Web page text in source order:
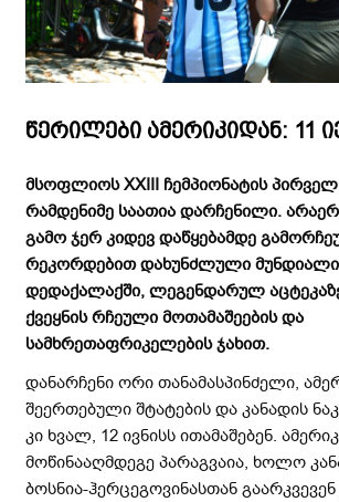
წერილები ამერიკიდან: 11
მსოფლიოსXXIIIჩემპიონატის
რამდენიმე საათია დარჩენილი.
გამო ჯერ კიდევ დაწყებამდე
რეკორდებით დახუნძლული მუნდიალი
დედაქალაქში, ლეგენდარულ აცტეკაზე
ქვეყნის რჩეული მოთამაშეების და
სამხრეთაფრიკელების ჯახით.
დანარჩენი ორი თანამასპინძელი,
შეერთებული შტატების და კანადის
კი ხვალ, 12 ივნისს ითამაშებენ.
მოწინააღმდეგე პარაგვაია, ხოლო
ბოსნია-ჰერცეგოვინასთან